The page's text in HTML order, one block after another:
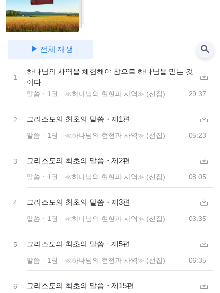
전체 재생
1
하나님의 사역을 체험해야 참으로 하나님을 믿는 것
이다
말씀ㆍ1권 ≪하나님의 현현과 사역≫ (선집) 29:37
2 그리스도의 최초의 말씀・제1편
말씀ㆍ1권 ≪하나님의 현현과 사역≫ (선집) 05:23
3 그리스도의 최초의 말씀・제2편
말씀ㆍ1권 ≪하나님의 현현과 사역≫ (선집) 08:05
4 그리스도의 최초의 말씀・제3편
말씀ㆍ1권 ≪하나님의 현현과 사역≫ (선집) 03:35
5 그리스도의 최초의 말씀ㆍ제5편
말씀ㆍ1권 ≪하나님의 현현과 사역≫ (선집) 06:35
6 그리스도의 최초의 말씀・제15편